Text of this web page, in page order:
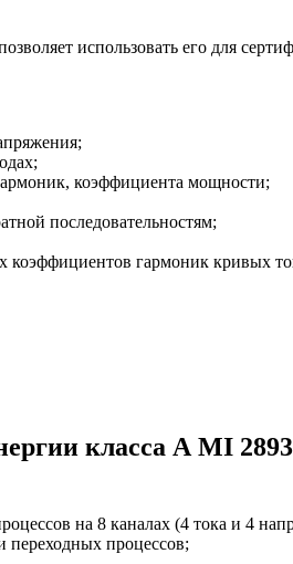
использовать его для
коэффициента мощности;
последовательностям;
гармоник кривых
класса А MI
на 8 каналах (4 тока и 4
переходных процессов;